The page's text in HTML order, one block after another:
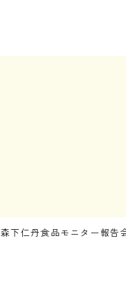
森下仁丹食品モニター報告